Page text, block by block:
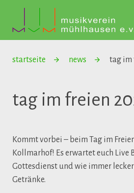
startseite news tag im
tag im freien
Kommt vorbei – beim Tag im
Kollmarhof! Es erwartet euch Live
Gottesdienst und wie immer
Getränke.